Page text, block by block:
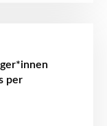
per